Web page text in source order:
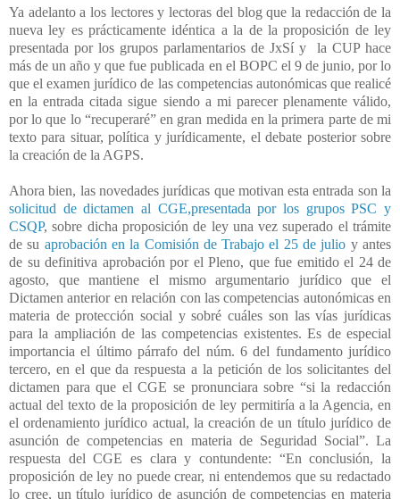
Ya adelanto a los lectores y lectoras del blog que la redacción de la
nueva ley es prácticamente idéntica a la de la proposición de ley
presentada por los grupos parlamentarios de JxSí y
la CUP hace
más de un año y que fue publicada en el BOPC el 9 de junio, por lo
que el examen jurídico de las competencias autonómicas que realicé
en la entrada citada sigue siendo a mi parecer plenamente válido,
por lo que lo “recuperaré” en gran medida en la primera parte de mi
texto para situar, política y jurídicamente, el debate posterior sobre
la creación de la AGPS.
Ahora bien, las novedades jurídicas que motivan esta entrada son la
solicitud de dictamen al CGE,presentada por los grupos PSC y
CSQP, sobre dicha proposición de ley una vez superado el trámite
de su aprobación en la Comisión de Trabajo el 25 de julio y antes
de su definitiva aprobación por el Pleno, que fue emitido el 24 de
agosto, que mantiene el mismo argumentario jurídico que el
Dictamen anterior en relación con las competencias autonómicas en
materia de protección social y sobré cuáles son las vías jurídicas
para la ampliación de las competencias existentes. Es de especial
importancia el último párrafo del núm. 6 del fundamento jurídico
tercero, en el que da respuesta a la petición de los solicitantes del
dictamen para que el CGE se pronunciara sobre “si la redacción
actual del texto de la proposición de ley permitiría a la Agencia, en
el ordenamiento jurídico actual, la creación de un título jurídico de
asunción de competencias en materia de Seguridad Social”. La
respuesta del CGE es clara y contundente: “En conclusión, la
proposición de ley no puede crear, ni entendemos que su redactado
lo cree, un título jurídico de asunción de competencias en materia